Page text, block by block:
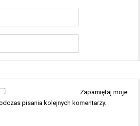
Zapamiętaj moje
pisania kolejnych komentarzy.